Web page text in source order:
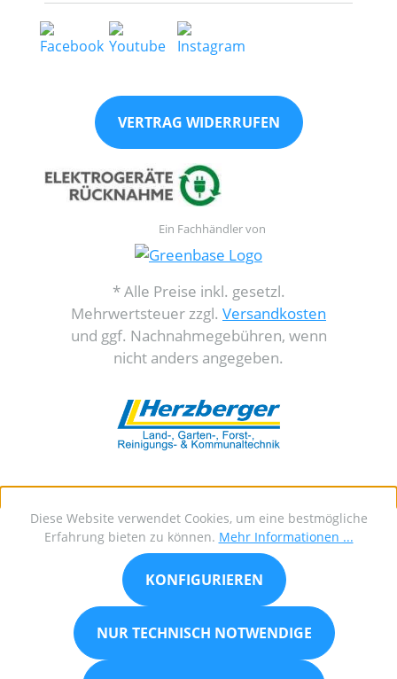
VERTRAG WIDERRUFEN
Ein Fachhändler von
* Alle Preise inkl. gesetzl.
Mehrwertsteuer zzgl. Versandkosten
und ggf. Nachnahmegebühren, wenn
nicht anders angegeben.
Diese Website verwendet Cookies, um eine bestmögliche
Erfahrung bieten zu können. Mehr Informationen ...
NUR TECHNISCH NOTWENDIGE
KONFIGURIEREN